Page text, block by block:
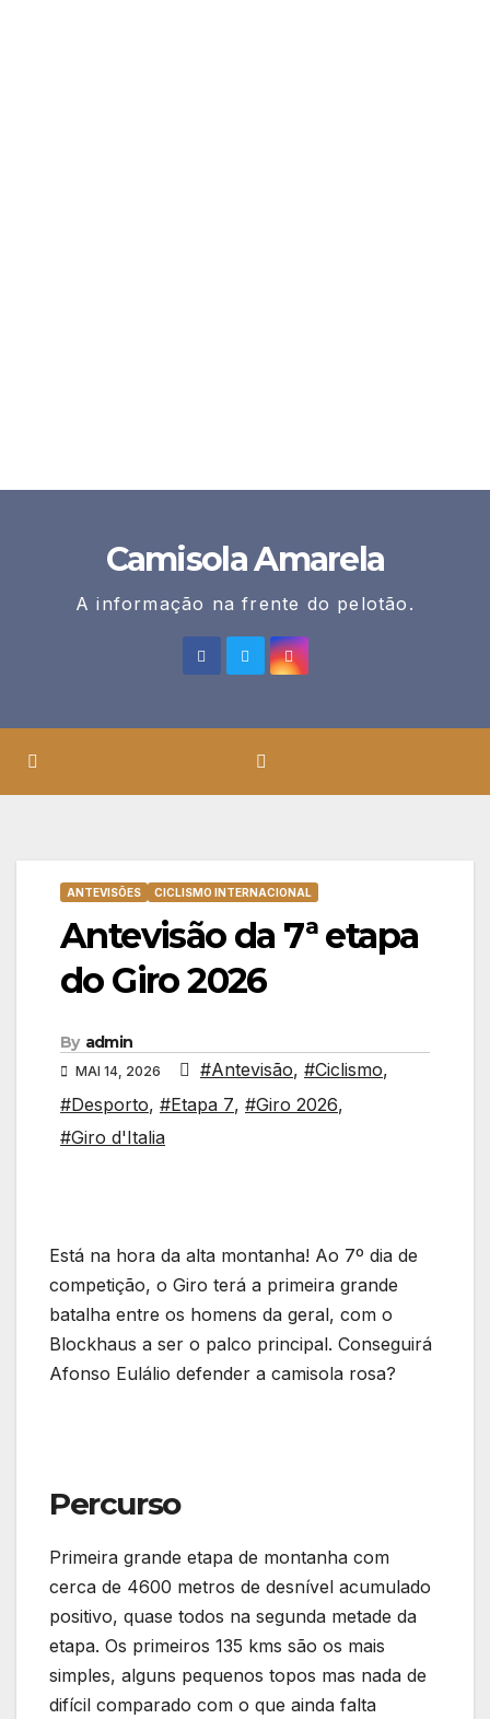
Camisola Amarela
A informação na frente do pelotão.
ANTEVISÕES CICLISMO INTERNACIONAL
Antevisão da 7ª etapa
do Giro 2026
By admin
MAI 14, 2026 #Antevisão, #Ciclismo,
#Desporto, #Etapa 7, #Giro 2026,
#Giro d'Italia
Está na hora da alta montanha! Ao 7º dia de
competição, o Giro terá a primeira grande
batalha entre os homens da geral, com o
Blockhaus a ser o palco principal. Conseguirá
Afonso Eulálio defender a camisola rosa?
Percurso
Primeira grande etapa de montanha com
cerca de 4600 metros de desnível acumulado
positivo, quase todos na segunda metade da
etapa. Os primeiros 135 kms são os mais
simples, alguns pequenos topos mas nada de
difícil comparado com o que ainda falta